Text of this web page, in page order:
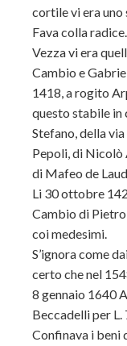
cortile vi era uno
Fava colla
Vezza vi era
Cambio e
1418, a rogito
questo stabile in
Stefano, della
Pepoli, di Nicolò
di Mafeo de
Li 30 ottobre
Cambio di
coi medesimi.
S’ignora come
certo che nel
8 gennaio 1640
Beccadelli per
Confinava i beni